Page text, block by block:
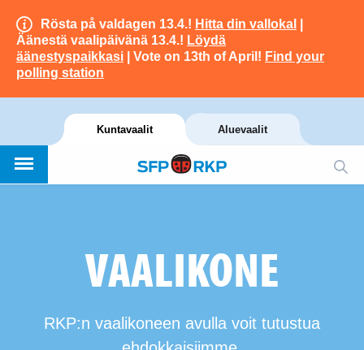
Rösta på valdagen 13.4.! Hitta din vallokal
Äänestä vaalipäivänä 13.4.! Löydä
äänestyspaikkasi | Vote on 13th of April! Find your
polling station
Kuntavaalit Aluevaalit
VAALIKONE
RKP:n vaalikoneen avulla voit tutustua